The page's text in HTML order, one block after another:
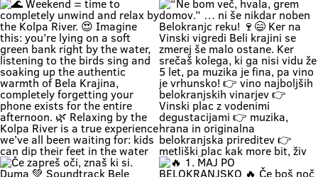
Zapri oči, globoko vdihni. Pri nas
čas teče počasneje. Duma si. 🌿
Soundtrack Bele krajine v juniju.
#belakrajina
#belakrajinasrčnihljudi
#kolpariver #rekakolpa
#belakrajinagreendestination
🚗 Zakaj bi vikend začel v koloni …
če ga lahk začneš s čofotom v
Kolpi? 🌊😎 Medtem ko eni na
avtocesti poslušajo “čez 300
metrov zastoj”, ti lahko že
namakaš noge v eni najlepših rek
pri nas. 💚 V Bela krajina mode: ✨
brez gužve ✨ brez živciranja ✨
brez pregrete pločevine ✨ pa z
veliko vode, sence in vikend kot
nekoč občutka Kolpa ima že
prijetnih 20+ °C, naravne plaže še
dihajo na izi, cesta do sem pa ni
stres test za živce. 😌 💡 Vikend
plan: kopalke ✔️ brisača ✔️ hladna
pijača ✔️ DARS drama ❌ 📍 Bela
krajina kliče. Pa ne po troblji. 😏
#BelaKrajina #Kolpa
#SloveniaOutdoor #FeelSlovenia
🌊 Weekend = time to completely
unwind and relax by the Kolpa
“Ne bom več, hvala, grem domov.”
… ni še nikdar noben Belokranjc